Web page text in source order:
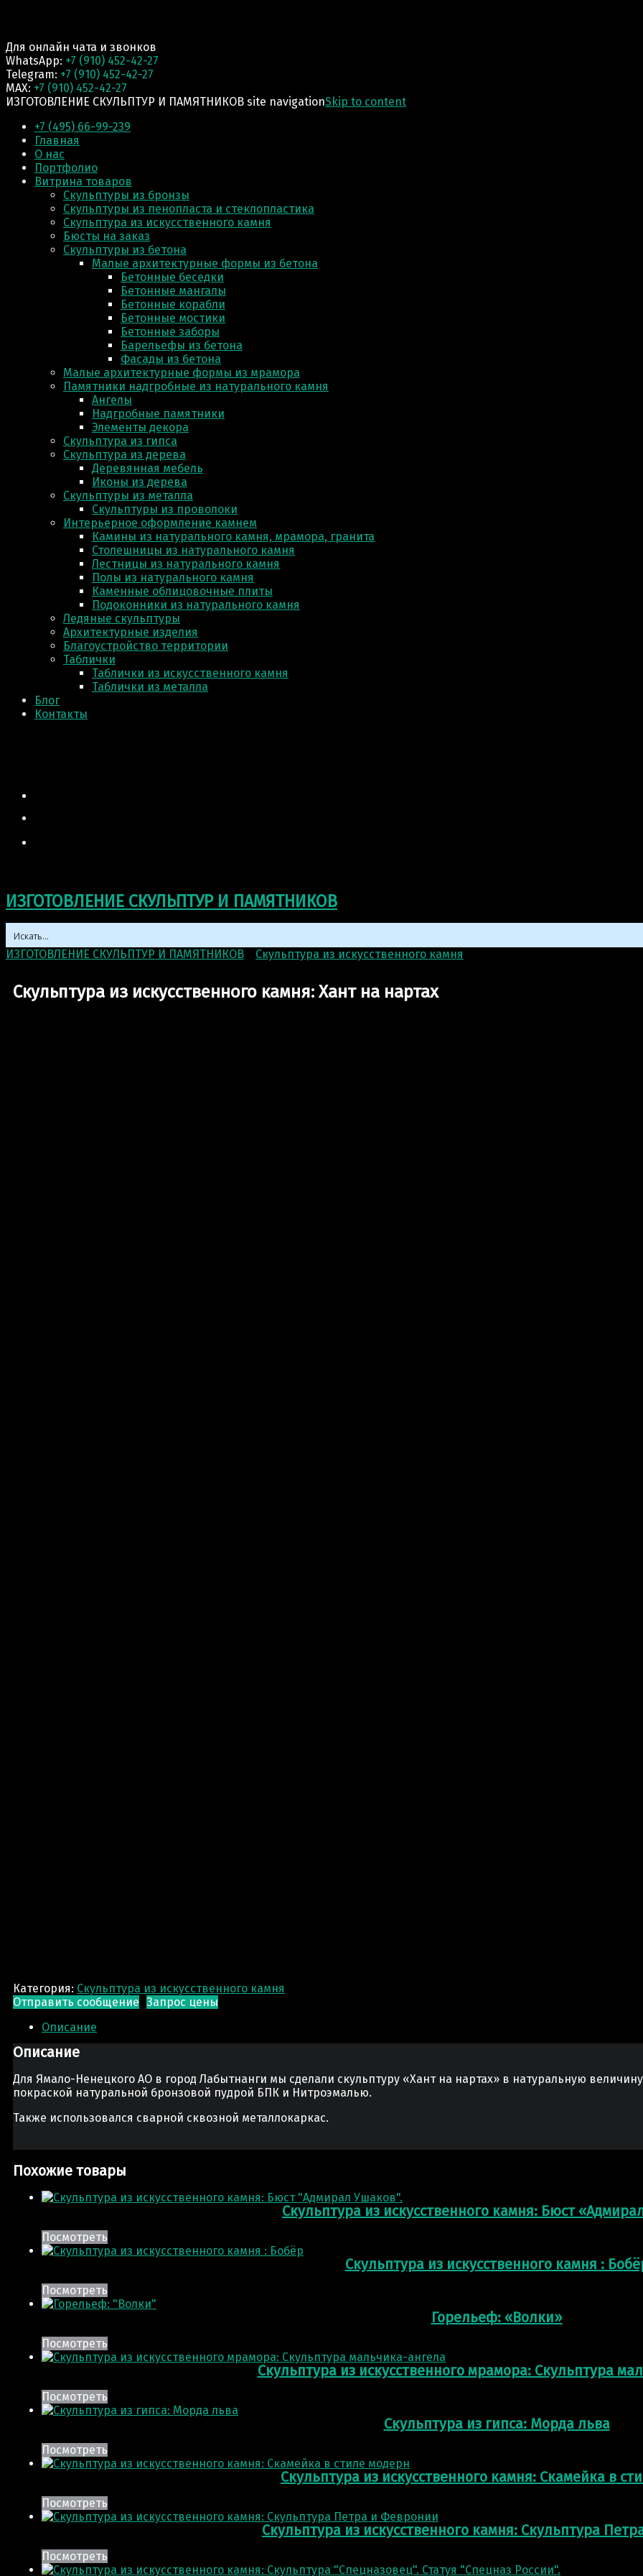
Для онлайн чата и звонков
WhatsApp: +7 (910) 452-42-27
Telegram: +7 (910) 452-42-27
MAX: +7 (910) 452-42-27
ИЗГОТОВЛЕНИЕ СКУЛЬПТУР И ПАМЯТНИКОВ site navigationSkip to content
+7 (495) 66-99-239
Главная
О нас
Портфолио
Витрина товаров
Скульптуры из бронзы
Скульптуры из пенопласта и стеклопластика
Скульптура из искусственного камня
Бюсты на заказ
Скульптуры из бетона
Малые архитектурные формы из бетона
Бетонные беседки
Бетонные мангалы
Бетонные корабли
Бетонные мостики
Бетонные заборы
Барельефы из бетона
Фасады из бетона
Малые архитектурные формы из мрамора
Памятники надгробные из натурального камня
Ангелы
Надгробные памятники
Элементы декора
Скульптура из гипса
Скульптура из деревa
Деревянная мебель
Иконы из дерева
Скульптуры из металла
Скульптуры из проволоки
Интерьерное оформление камнем
Камины из натурального камня, мрамора, гранита
Столешницы из натурального камня
Лестницы из натурального камня
Полы из натурального камня
Каменные облицовочные плиты
Подоконники из натурального камня
Ледяные скульптуры
Архитектурные изделия
Благоустройство территории
Таблички
Таблички из искусственного камня
Таблички из металла
Блог
Контакты
ИЗГОТОВЛЕНИЕ СКУЛЬПТУР И ПАМЯТНИКОВ
ИЗГОТОВЛЕНИЕ СКУЛЬПТУР И ПАМЯТНИКОВ Скульптура из искусственного камня
Скульптура из искусственного камня: Хант на нартах
Категория: Скульптура из искусственного камня
Отправить сообщение Запрос цены
Описание
Описание
Для Ямало-Ненецкого АО в город Лабытнанги мы сделали скульптуру «Хант на нартах» в натуральную
покраской натуральной бронзовой пудрой БПК и Нитроэмалью.
Также использовался сварной сквозной металлокаркас.
Похожие товары
Скульптура из искусственного камня: Бюст
Посмотреть
Скульптура из искусственного камня :
Посмотреть
Горельеф: «Волки»
Посмотреть
Скульптура из искусственного мрамора: Скульптура
Посмотреть
Скульптура из гипса: Морда льва
Посмотреть
Скульптура из искусственного камня: Скамейка в
Посмотреть
Скульптура из искусственного камня: Скульптура
Посмотреть